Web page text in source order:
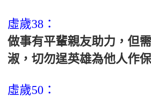
虛歲38：
做事有平輩親友助力，但
淑，切勿逞英雄為他人作保
虛歲50：